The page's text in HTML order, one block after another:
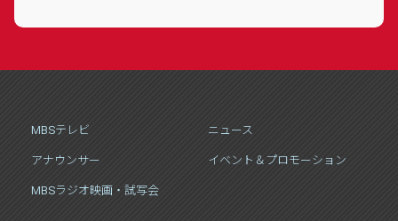
MBSテレビ ニュース
アナウンサー イベント＆プロモーション
MBSラジオ映画・試写会